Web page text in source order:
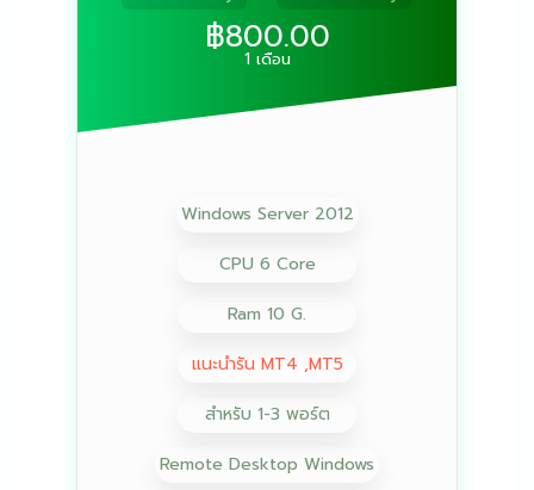
฿800.00
1 เดือน
Windows Server 2012
CPU 6 Core
Ram 10 G.
แนะนำรัน MT4 ,MT5
สำหรับ 1-3 พอร์ต
Remote Desktop Windows